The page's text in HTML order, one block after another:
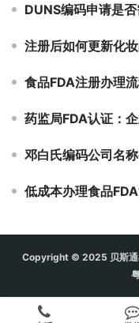
DUNS编码申请是否需
注册后如何更新化妆品
食品FDA注册办理
药监局FDA认证：
邓白氏编码公司名称变
低成本办理食品FDA注
Copyright © 2025 贝斯通